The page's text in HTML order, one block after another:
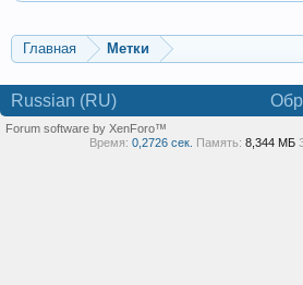
Главная Метки
Russian (RU)
Forum software by XenForo™
Время: 0,2726 сек. Память: 8,344 МБ